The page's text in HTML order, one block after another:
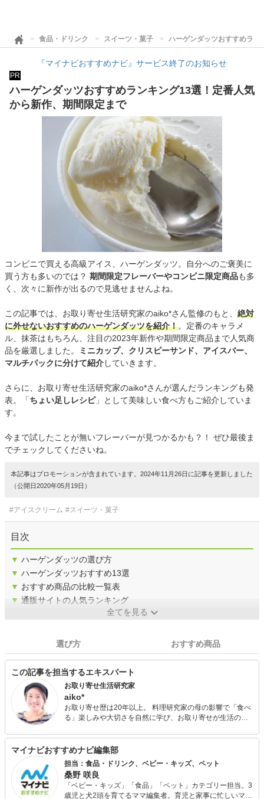
食品・ドリンク スイーツ・菓子 ハーゲンダッツおすすめラン
『マイナビおすすめナビ』サービス終了のお知らせ
PR
ハーゲンダッツおすすめランキング13選！定番人気
から新作、期間限定まで
コンビニで買える高級アイス、ハーゲンダッツ。自分へのご褒美に
買う方も多いのでは？ 期間限定フレーバーやコンビニ限定商品も多
く、次々に新作が出るので見逃せませんよね。
この記事では、お取り寄せ生活研究家のaiko*さん監修のもと、 絶対
に外せないおすすめのハーゲンダッツを紹介！。定番のキャラメ
ル、抹茶はもちろん、注目の2023年新作や期間限定商品まで人気商
品を厳選しました。
ミニカップ、クリスピーサンド、アイスバー、
マルチパックに分けて紹介していきます。
さらに、お取り寄せ生活研究家のaiko*さんが選んだランキングも発
表。「ちょい足しレシピ」として美味しい食べ方もご紹介していま
す。
今まで試したことが無いフレーバーが見つかるかも？！ ぜひ最後ま
でチェックしてくださいね。
本記事はプロモーションが含まれています。2024年11月26日に記事を更新しました
（公開日2020年05月19日）
#アイスクリーム #スイーツ・菓子
目次
▼ ハーゲンダッツの選び方
▼ ハーゲンダッツおすすめ13選
▼ おすすめ商品の比較一覧表
▼ 通販サイトの人気ランキング
全てを見る
選び方 おすすめ商品
この記事を担当するエキスパート
お取り寄せ生活研究家
aiko*
お取り寄せ歴は20年以上。 料理研究家の母の影響で「食べ
る」楽しみや大切さを自然に学び、お取り寄せが生活の中
せ生活を開始。毎日のようにお取り寄せを楽しむ日々。 自
分が感じた「美味しい」、お取り寄せ生活の楽しさをひと
りでも多くの友人たちに伝えたい、一緒に共有したい、と
いう思いで、ブログ・雑誌・ラジオ・セミナーなどで活動
中。
マイナビおすすめナビ編集部
担当：食品・ドリンク、ベビー・キッズ、ペット
桑野 咲良
「ベビー・キッズ」「食品」「ペット」カテゴリー担当。3
歳児と犬2頭を育てるママ編集者。育児と家事に忙しいママ